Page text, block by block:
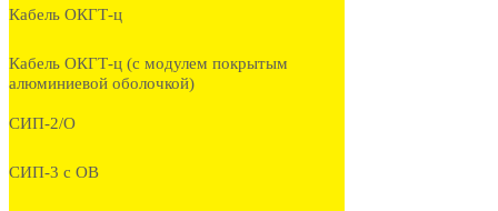
Кабель ОКГТ-ц
Кабель ОКГТ-ц (с модулем покрытым
алюминиевой оболочкой)
СИП-2/О
СИП-3 с ОВ